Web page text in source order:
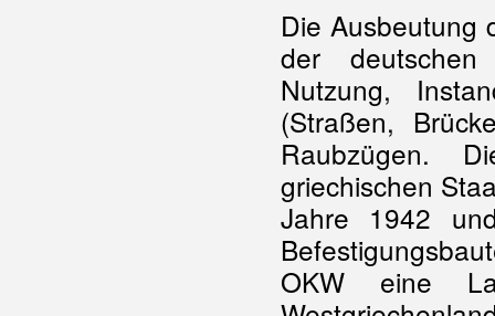
Die Ausbeutung
der
Nutzung,
(Straßen,
Raubzügen.
griechischen
Jahre 1942
OKW eine